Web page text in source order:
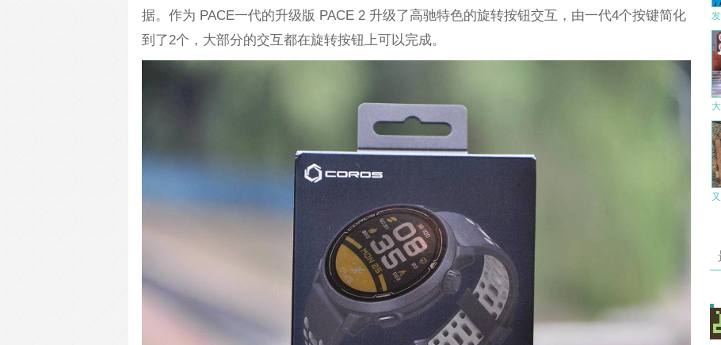
据。作为 PACE一代的升级版 PACE 2 升级了高驰特色的旋转按钮交互，由一代4个按键简化
到了2个，大部分的交互都在旋转按钮上可以完成。